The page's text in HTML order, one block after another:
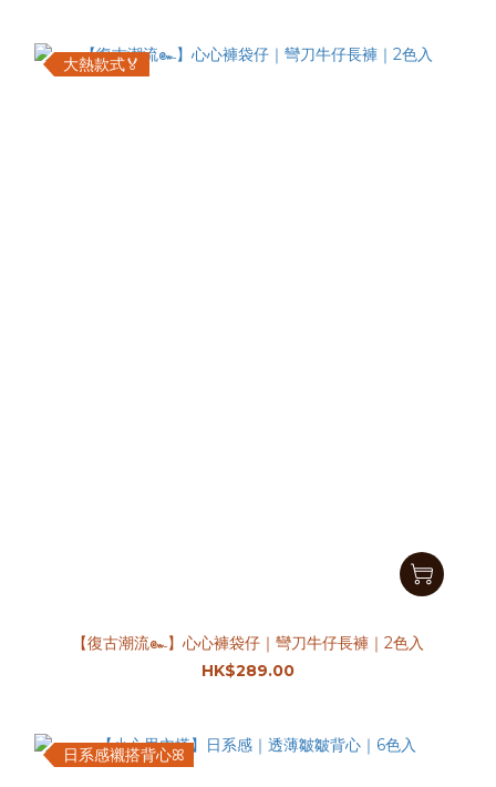
大熱款式🏅
【復古潮流๛】心心褲袋仔｜彎刀牛仔長褲｜2色入
HK$289.00
日系感襯搭背心ꕤ